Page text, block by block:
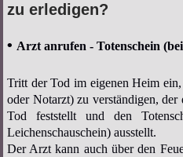
zu erledigen?
• Arzt anrufen - Totenschein
Tritt der Tod im eigenen Heim
oder Notarzt) zu verständigen,
Tod feststellt und den
Leichenschauschein) ausstellt.
Der Arzt kann auch über den